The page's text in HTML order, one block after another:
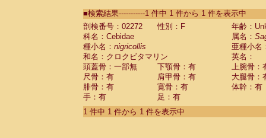
CebidaeSaguinus labiatus(0)
Cebidae Saguinus leucopus (0)
Cebidae
CebidaeSaguinus mystax
CebidaeSaguinus nigricollis (1)
Cebidae Saguinus oedipus
Cebidae Saguinus weddelli
Cebidae Saguinusspp.
Cebidae Aotus trivirgatus
Cebidae Cebus albifrons
■検索結果-----------1 件中 1 件から 1 件を表示中
剖検番号：02272
性別：F
年齢：
科名：Cebidae
属名：
種小名： nigricollis
亜種小名
和名：クロクビタマリン
英名：
頭蓋骨：一部無
下顎骨：有
上腕骨：
尺骨：有
肩甲骨：有
大腿骨：
腓骨：有
寛骨：有
体幹：有
手：有
足：有
1 件中 1 件から 1 件を表示中